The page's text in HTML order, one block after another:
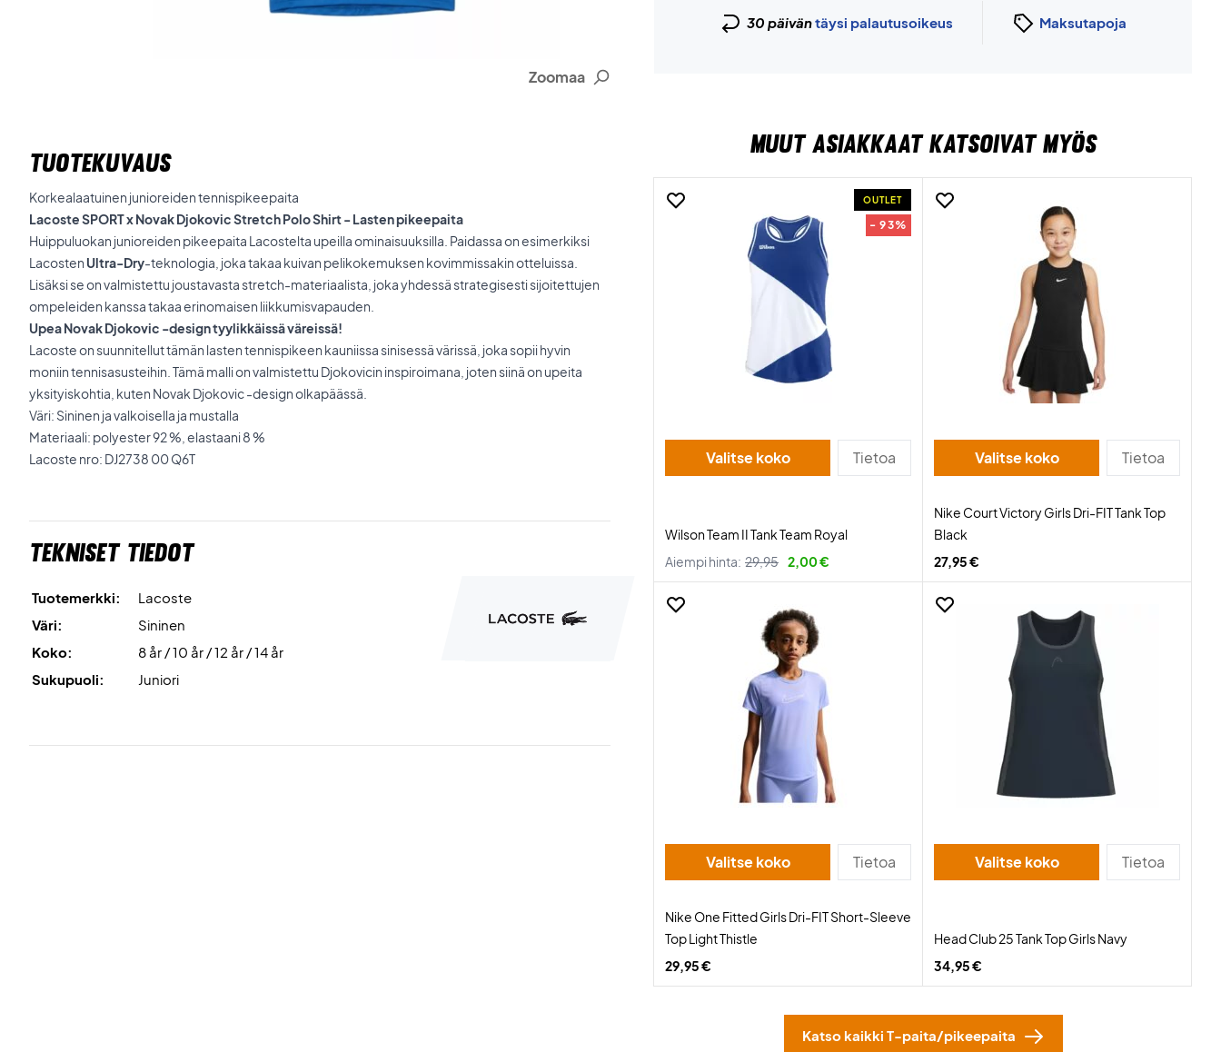
Zoomaa
TUOTEKUVAUS
Korkealaatuinen junioreiden tennispikeepaita
Lacoste SPORT x Novak Djokovic Stretch Polo Shirt -Lasten pikeepaita
Huippuluokan junioreiden pikeepaita Lacostelta upeilla ominaisuuksilla. Paidassa on esimerkiksi
Lacosten Ultra-Dry-teknologia, joka takaa kuivan pelikokemuksen kovimmissakin otteluissa.
Lisäksi se on valmistettu joustavasta stretch-materiaalista, joka yhdessä strategisesti sijoitettujen
ompeleiden kanssa takaa erinomaisen liikkumisvapauden.
Upea Novak Djokovic -design tyylikkäissä väreissä!
Lacoste on suunnitellut tämän lasten tennispikeen kauniissa sinisessä värissä, joka sopii hyvin
moniin tennisasusteihin. Tämä malli on valmistettu Djokovicin inspiroimana, joten siinä on upeita
yksityiskohtia, kuten Novak Djokovic -design olkapäässä.
Väri: Sininen ja valkoisella ja mustalla
Materiaali: polyester 92 %, elastaani 8 %
Lacoste nro: DJ2738 00 Q6T
Tekniset tiedot
Tuotemerkki:
Lacoste
Väri:
Sininen
Koko:
8 år / 10 år / 12 år / 14 år
Sukupuoli:
Juniori
30 päiväntäysi palautusoikeus Maksutapoja
MUUT ASIAKKAAT KATSOIVAT MYÖS
OUTLET
- 93%
Valitse koko Tietoa
Wilson Team II Tank Team Royal
Aiempi hinta: 29,95 2,00 €
Valitse koko Tietoa
Nike Court Victory Girls Dri-FIT Tank Top
Black
27,95 €
Valitse koko Tietoa
Nike One Fitted Girls Dri-FIT Short-Sleeve
Top Light Thistle
29,95 €
Valitse koko Tietoa
Head Club 25 Tank Top Girls Navy
34,95 €
Katso kaikki T-paita/pikeepaita